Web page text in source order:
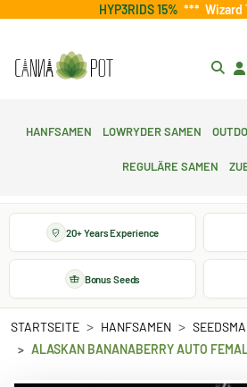
HYP3RIDS 15% *** Wizard
Hanfsamen Lowryder Samen
Reguläre Samen
20+ Years Experience
Bonus Seeds
STARTSEITE HANFSAMEN
ALASKAN BANANABERRY AUTO